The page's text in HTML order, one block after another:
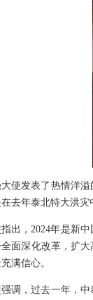
使发表了热情洋
去年泰北特大洪灾
出，2024年是新
全面深化改革，扩
满信心。
调，过去一年，